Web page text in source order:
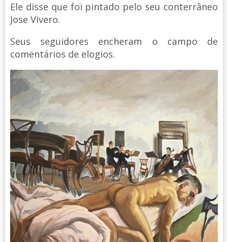
Ele disse que foi pintado pelo seu conterrâneo
Jose Vivero.
Seus seguidores encheram o campo de
comentários de elogios.